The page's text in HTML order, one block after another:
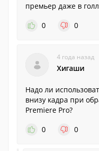
премьер даже в
0
0
4 года назад
Хигаши
Надо ли
внизу кадра при
Premiere Pro?
0
0